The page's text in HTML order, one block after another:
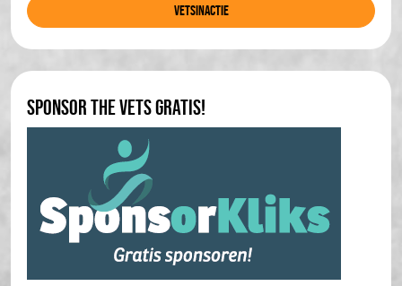
Vetsinactie
Sponsor The Vets gratis!